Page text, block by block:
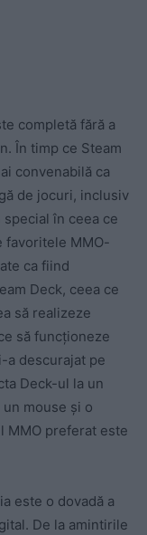
completă fără a
În timp ce Steam
convenabilă ca
de jocuri, inclusiv
în ceea ce
favoritele MMO-
ca fiind
Deck, ceea ce
să realizeze
să funcționeze
a descurajat pe
Deck-ul la un
mouse și o
MMO preferat este
este o dovadă a
De la amintirile